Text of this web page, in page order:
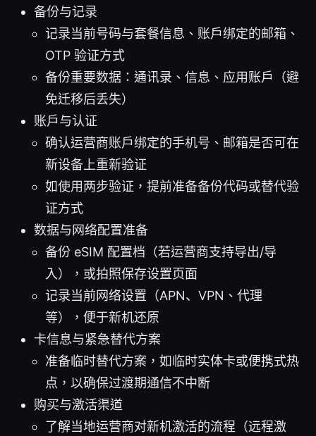
备份与记录
记录当前号码与套餐信息、账户绑定的邮箱、
OTP 验证方式
备份重要数据：通讯录、信息、应用账户（避
免迁移后丢失）
账户与认证
确认运营商账户绑定的手机号、邮箱是否可在
新设备上重新验证
如使用两步验证，提前准备备份代码或替代验
证方式
数据与网络配置准备
备份 eSIM 配置档（若运营商支持导出/导
入），或拍照保存设置页面
记录当前网络设置（APN、VPN、代理
等），便于新机还原
卡信息与紧急替代方案
准备临时替代方案，如临时实体卡或便携式热
点，以确保过渡期通信不中断
购买与激活渠道
了解当地运营商对新机激活的流程（远程激